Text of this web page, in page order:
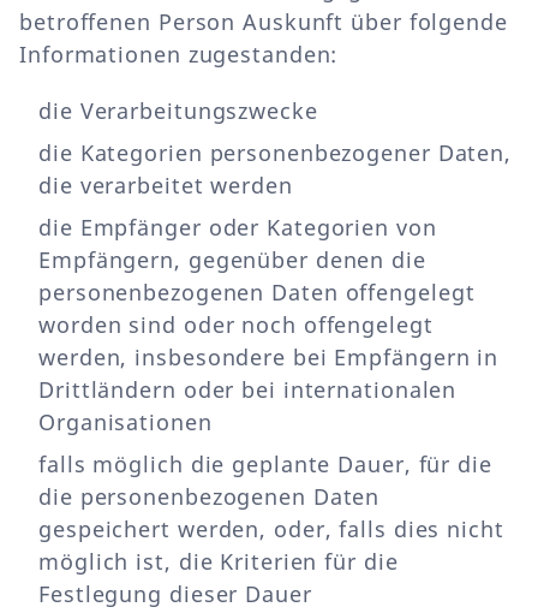
betroffenen Person Auskunft über folgende
Informationen zugestanden:
die Verarbeitungszwecke
die Kategorien personenbezogener Daten,
die verarbeitet werden
die Empfänger oder Kategorien von
Empfängern, gegenüber denen die
personenbezogenen Daten offengelegt
worden sind oder noch offengelegt
werden, insbesondere bei Empfängern in
Drittländern oder bei internationalen
Organisationen
falls möglich die geplante Dauer, für die
die personenbezogenen Daten
gespeichert werden, oder, falls dies nicht
möglich ist, die Kriterien für die
Festlegung dieser Dauer